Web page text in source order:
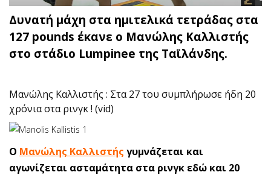
Δυνατή μάχη στα ημιτελικά τετράδας στα
127 pounds έκανε ο Μανώλης Καλλιστής
στο στάδιο Lumpinee της Ταϊλάνδης.
Μανώλης Καλλιστής : Στα 27 του συμπλήρωσε ήδη 20
χρόνια στα ρινγκ ! (vid)
O Μανώλης Καλλιστής γυμνάζεται και
αγωνίζεται ασταμάτητα στα ρινγκ εδώ και 20